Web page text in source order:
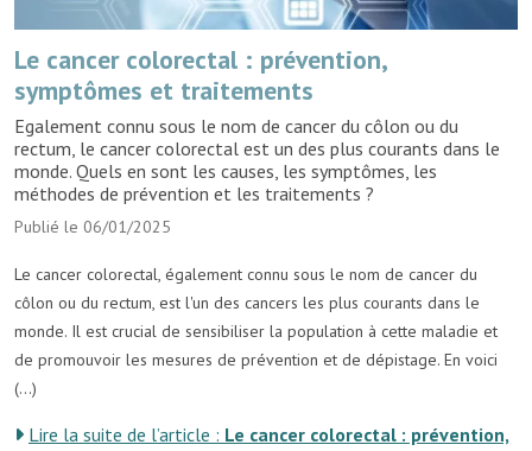
Le cancer colorectal : prévention,
symptômes et traitements
Egalement connu sous le nom de cancer du côlon ou du
rectum, le cancer colorectal est un des plus courants dans le
monde. Quels en sont les causes, les symptômes, les
méthodes de prévention et les traitements ?
Publié le 06/01/2025
Le cancer colorectal, également connu sous le nom de cancer du
côlon ou du rectum, est l'un des cancers les plus courants dans le
monde. Il est crucial de sensibiliser la population à cette maladie et
de promouvoir les mesures de prévention et de dépistage. En voici
(...)
Lire la suite de l’article : Le cancer colorectal : prévention,